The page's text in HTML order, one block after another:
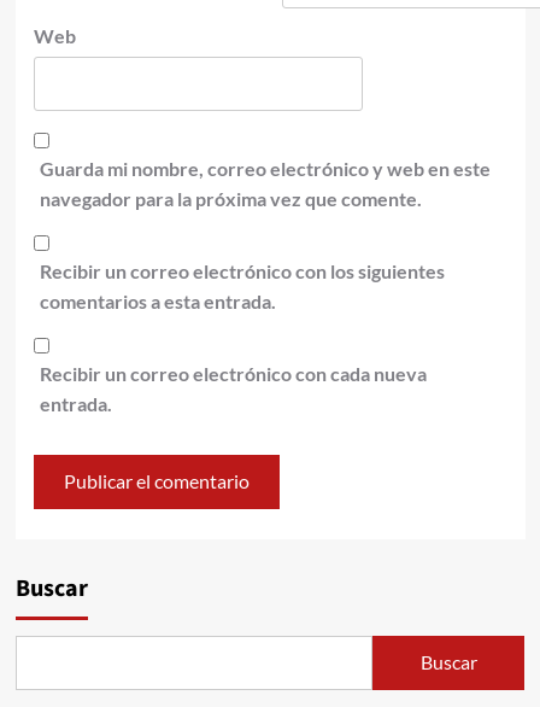
Web
Guarda mi nombre, correo electrónico y web en este
navegador para la próxima vez que comente.
Recibir un correo electrónico con los siguientes
comentarios a esta entrada.
Recibir un correo electrónico con cada nueva
entrada.
Buscar
Buscar